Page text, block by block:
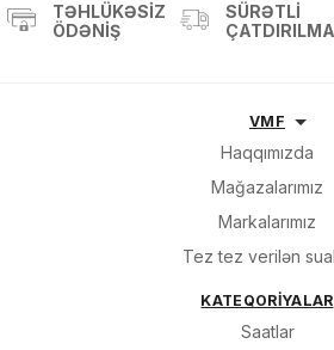
TƏHLÜKƏSIZ
ÖDƏNIŞ
SÜRƏTLI
ÇATDIRILMA
VMF
Haqqımızda
Mağazalarımız
Markalarımız
Tez tez verilən
KATEQORİYALAR
Saatlar